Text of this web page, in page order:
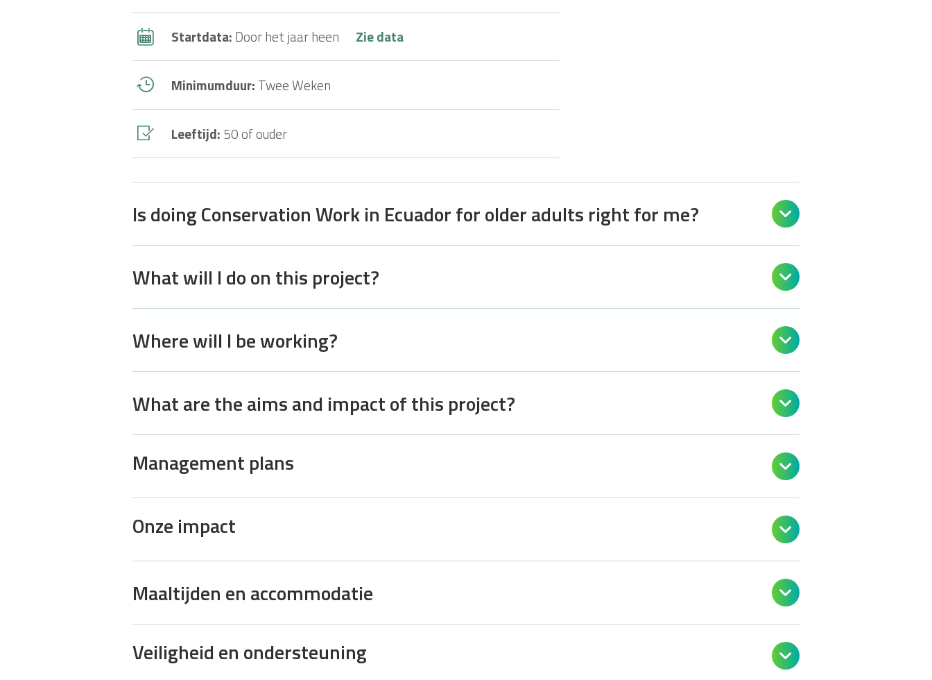
Startdata: Door het jaar heen Zie data
Minimumduur: Twee Weken
Leeftijd: 50 of ouder
Is doing Conservation Work in Ecuador for older adults right for me? 
What will I do on this project? 
Where will I be working? 
What are the aims and impact of this project? 
Management plans 
Onze impact 
Maaltijden en accommodatie 
Veiligheid en ondersteuning 